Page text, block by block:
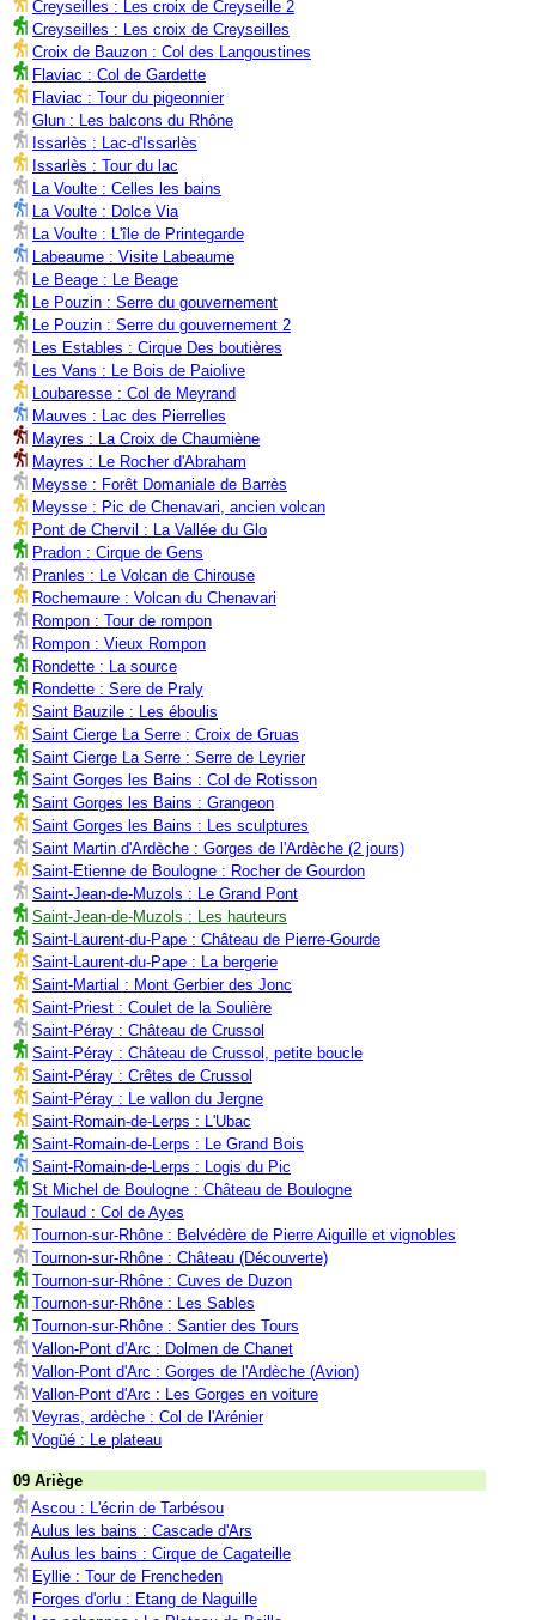
Creyseilles : Les croix de Creyseille 2
Creyseilles : Les croix de Creyseilles
Croix de Bauzon : Col des Langoustines
Flaviac : Col de Gardette
Flaviac : Tour du pigeonnier
Glun : Les balcons du Rhône
Issarlès : Lac-d'Issarlès
Issarlès : Tour du lac
La Voulte : Celles les bains
La Voulte : Dolce Via
La Voulte : L'île de Printegarde
Labeaume : Visite Labeaume
Le Beage : Le Beage
Le Pouzin : Serre du gouvernement
Le Pouzin : Serre du gouvernement 2
Les Estables : Cirque Des boutières
Les Vans : Le Bois de Paiolive
Loubaresse : Col de Meyrand
Mauves : Lac des Pierrelles
Mayres : La Croix de Chaumiène
Mayres : Le Rocher d'Abraham
Meysse : Forêt Domaniale de Barrès
Meysse : Pic de Chenavari, ancien volcan
Pont de Chervil : La Vallée du Glo
Pradon : Cirque de Gens
Pranles : Le Volcan de Chirouse
Rochemaure : Volcan du Chenavari
Rompon : Tour de rompon
Rompon : Vieux Rompon
Rondette : La source
Rondette : Sere de Praly
Saint Bauzile : Les éboulis
Saint Cierge La Serre : Croix de Gruas
Saint Cierge La Serre : Serre de Leyrier
Saint Gorges les Bains : Col de Rotisson
Saint Gorges les Bains : Grangeon
Saint Gorges les Bains : Les sculptures
Saint Martin d'Ardèche : Gorges de l'Ardèche (2 jours)
Saint-Etienne de Boulogne : Rocher de Gourdon
Saint-Jean-de-Muzols : Le Grand Pont
Saint-Jean-de-Muzols : Les hauteurs
Saint-Laurent-du-Pape : Château de Pierre-Gourde
Saint-Laurent-du-Pape : La bergerie
Saint-Martial : Mont Gerbier des Jonc
Saint-Priest : Coulet de la Soulière
Saint-Péray : Château de Crussol
Saint-Péray : Château de Crussol, petite boucle
Saint-Péray : Crêtes de Crussol
Saint-Péray : Le vallon du Jergne
Saint-Romain-de-Lerps : L'Ubac
Saint-Romain-de-Lerps : Le Grand Bois
Saint-Romain-de-Lerps : Logis du Pic
St Michel de Boulogne : Château de Boulogne
Toulaud : Col de Ayes
Tournon-sur-Rhône : Belvédère de Pierre Aiguille et vignobles
Tournon-sur-Rhône : Château (Découverte)
Tournon-sur-Rhône : Cuves de Duzon
Tournon-sur-Rhône : Les Sables
Tournon-sur-Rhône : Santier des Tours
Vallon-Pont d'Arc : Dolmen de Chanet
Vallon-Pont d'Arc : Gorges de l'Ardèche (Avion)
Vallon-Pont d'Arc : Les Gorges en voiture
Veyras, ardèche : Col de l'Arénier
Vogüé : Le plateau
09 Ariège
Ascou : L'écrin de Tarbésou
Aulus les bains : Cascade d'Ars
Aulus les bains : Cirque de Cagateille
Eyllie : Tour de Frencheden
Forges d'orlu : Etang de Naguille